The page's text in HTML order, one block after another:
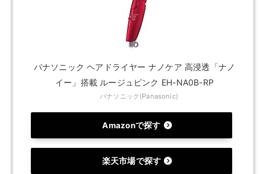
パナソニック ヘアドライヤー ナノケア 高浸透「ナノ
イー」搭載 ルージュピンク EH-NA0B-RP
パナソニック(Panasonic)
Amazonで探す
楽天市場で探す